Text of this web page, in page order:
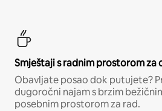
Smještaji s radnim prostorom za
Obavljate posao dok putujete?
dugoročni najam s brzim
posebnim prostorom za rad.